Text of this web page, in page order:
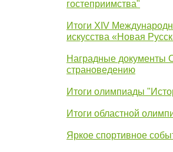
гостеприимства"
Итоги XIV
искусства «Новая
Наградные документы
страноведению
Итоги олимпиады
Итоги областной
Яркое спортивное